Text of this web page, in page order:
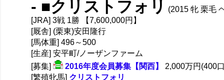
- ■クリストフォリ
(2015 牝 栗毛
[JRA] 3戦 1勝 【7,600,000円】
[厩舎] (栗東)安田隆行
[馬体重] 496～500
[生産] 安平町/ノーザンファーム
[募集]
2016年度会員募集【関西】
2,000万円(400
[繁殖牝馬] クリストフォリ